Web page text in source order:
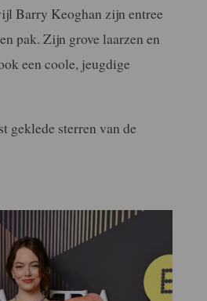
Barry Keoghan zijn entree
pak. Zijn grove laarzen en
een coole, jeugdige
geklede sterren van de